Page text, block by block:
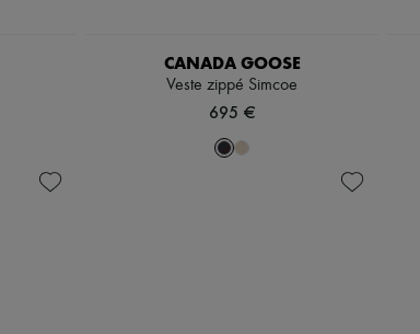
CANADA GOOSE
Veste zippé Simcoe
695 €